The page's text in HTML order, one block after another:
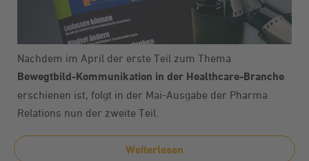
Nachdem im April der erste Teil zum Thema
Bewegtbild-Kommunikation in der Healthcare-Branche
erschienen ist, folgt in der Mai-Ausgabe der Pharma
Relations nun der zweite Teil.
Weiterlesen